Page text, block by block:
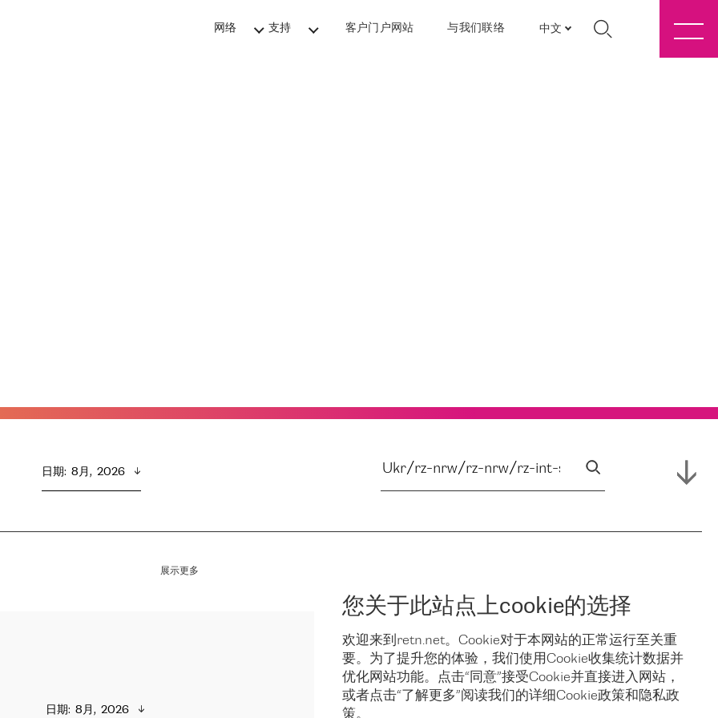
网络 支持 客户门户网站 与我们联络 中文
您关于此站点上cookie的选择
欢迎来到retn.net。Cookie对于本网站的正常运行至关重
要。为了提升您的体验，我们使用Cookie收集统计数据并
优化网站功能。点击“同意”接受Cookie并直接进入网站，
或者点击“了解更多”阅读我们的详细Cookie政策和隐私政
策。
日期: 8月,  2026
展示更多
日期: 8月,  2026